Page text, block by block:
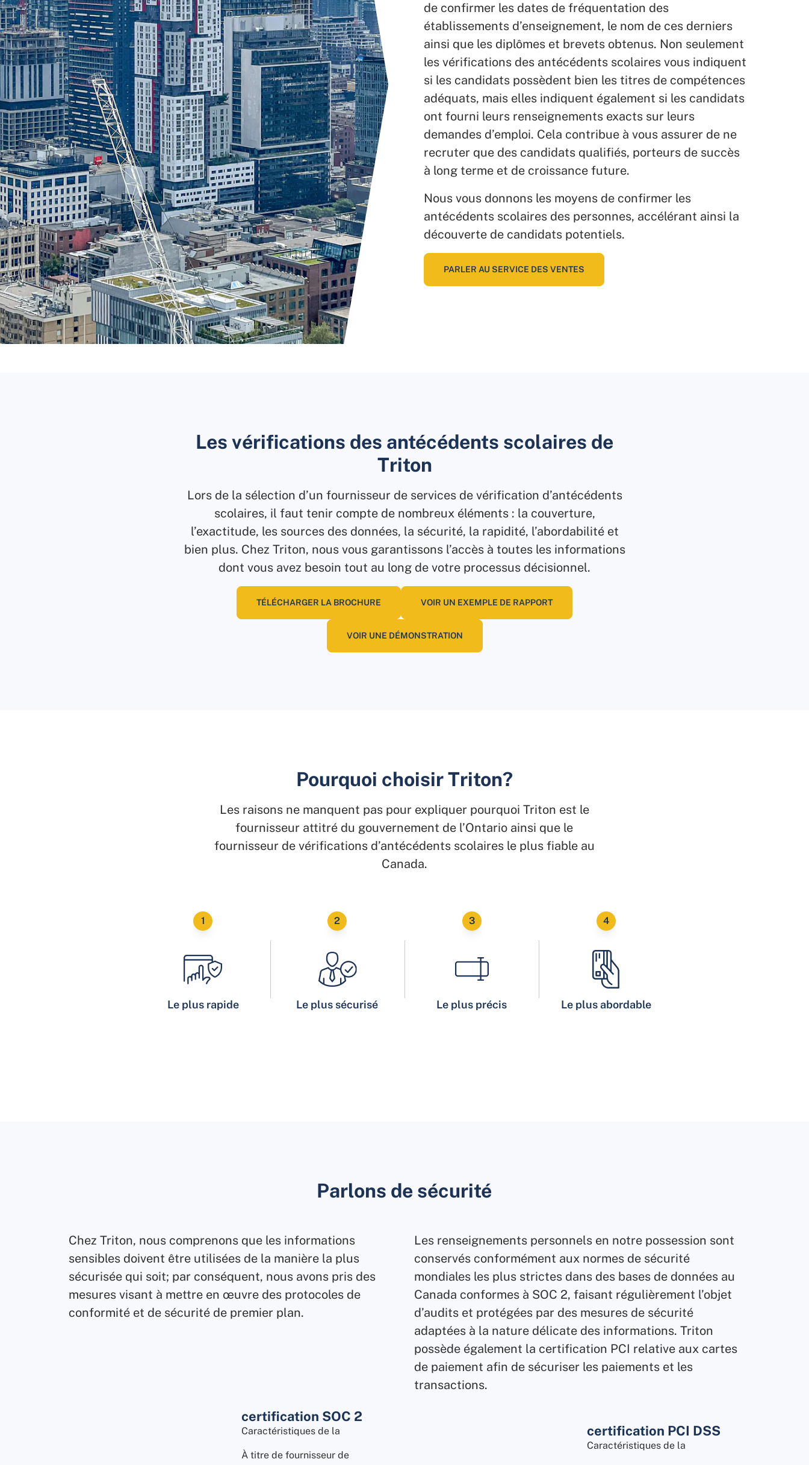
de confirmer les dates de fréquentation des
établissements d’enseignement, le nom de ces derniers
ainsi que les diplômes et brevets obtenus. Non seulement
les vérifications des antécédents scolaires vous indiquent
si les candidats possèdent bien les titres de compétences
adéquats, mais elles indiquent également si les candidats
ont fourni leurs renseignements exacts sur leurs
demandes d’emploi. Cela contribue à vous assurer de ne
recruter que des candidats qualifiés, porteurs de succès
à long terme et de croissance future.
Nous vous donnons les moyens de confirmer les
antécédents scolaires des personnes, accélérant ainsi la
découverte de candidats potentiels.
PARLER AU SERVICE DES VENTES
Les vérifications des antécédents scolaires de
Triton
Lors de la sélection d’un fournisseur de services de vérification d’antécédents
scolaires, il faut tenir compte de nombreux éléments : la couverture,
l’exactitude, les sources des données, la sécurité, la rapidité, l’abordabilité et
bien plus. Chez Triton, nous vous garantissons l’accès à toutes les informations
dont vous avez besoin tout au long de votre processus décisionnel.
TÉLÉCHARGER LA BROCHURE VOIR UN EXEMPLE DE RAPPORT
VOIR UNE DÉMONSTRATION
Pourquoi choisir Triton?
Les raisons ne manquent pas pour expliquer pourquoi Triton est le
fournisseur attitré du gouvernement de l’Ontario ainsi que le
fournisseur de vérifications d’antécédents scolaires le plus fiable au
Canada.
Le plus rapide Le plus sécurisé Le plus précis Le plus abordable
Parlons de sécurité
Chez Triton, nous comprenons que les informations
sensibles doivent être utilisées de la manière la plus
sécurisée qui soit; par conséquent, nous avons pris des
mesures visant à mettre en œuvre des protocoles de
conformité et de sécurité de premier plan.
certification SOC 2
Caractéristiques de la
À titre de fournisseur de
Caractéristiques de la
Les renseignements personnels en notre possession sont
conservés conformément aux normes de sécurité
mondiales les plus strictes dans des bases de données au
Canada conformes à SOC 2, faisant régulièrement l’objet
d’audits et protégées par des mesures de sécurité
adaptées à la nature délicate des informations. Triton
possède également la certification PCI relative aux cartes
de paiement afin de sécuriser les paiements et les
transactions.
certification PCI DSS
Caractéristiques de la